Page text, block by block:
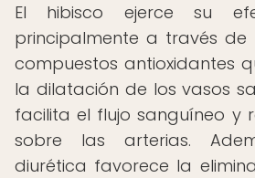
El hibisco ejerce su
principalmente a través de
compuestos antioxidantes
la dilatación de los vasos
facilita el flujo sanguíneo y
sobre las arterias.
diurética favorece la